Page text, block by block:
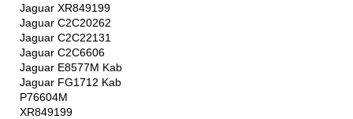
Jaguar XR849199
Jaguar C2C20262
Jaguar C2C22131
Jaguar C2C6606
Jaguar E8577M Kab
Jaguar FG1712 Kab
P76604M
XR849199